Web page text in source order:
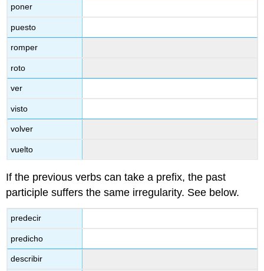
poner
puesto
romper
roto
ver
visto
volver
vuelto
If the previous verbs can take a prefix, the past
participle suffers the same irregularity. See below.
predecir
predicho
describir